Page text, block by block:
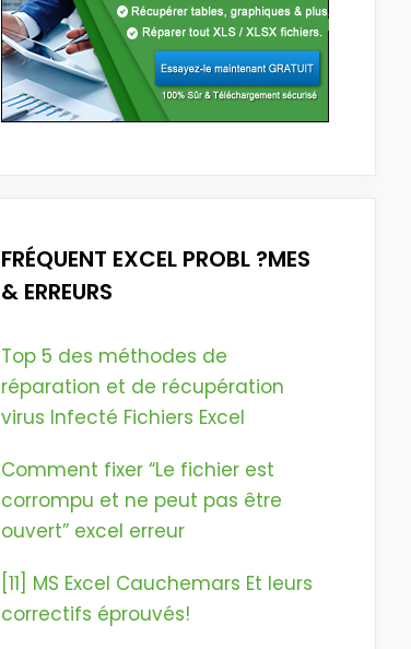
FRÉQUENT EXCEL PROBL ?MES
& ERREURS
Top 5 des méthodes de
réparation et de récupération
virus Infecté Fichiers Excel
Comment fixer “Le fichier est
corrompu et ne peut pas être
ouvert” excel erreur
[11] MS Excel Cauchemars Et leurs
correctifs éprouvés!